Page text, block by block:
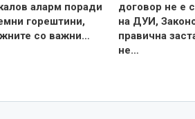
аларм поради
горештини,
со важни…
договор не е
на ДУИ,
правична
не…